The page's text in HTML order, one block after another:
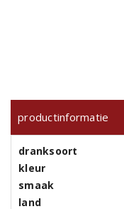
productinformatie
dranksoort
kleur
smaak
land